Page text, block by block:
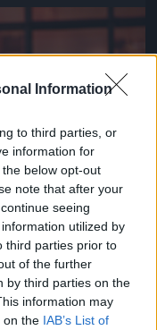
Information
to third parties, or
information for
below opt-out
note that after your
seeing
utilized by
third parties prior to
of the further
by third parties on the
information may
on the IAB’s List of
#14